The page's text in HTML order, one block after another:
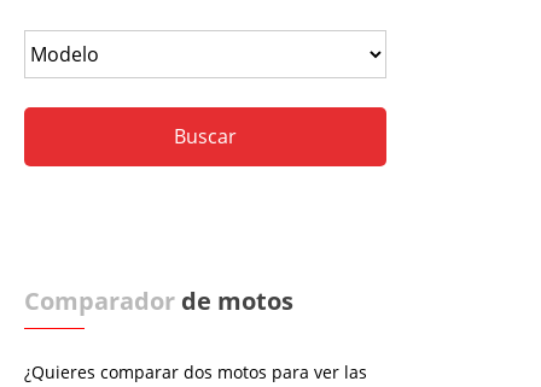
Comparador de motos
¿Quieres comparar dos motos para ver las